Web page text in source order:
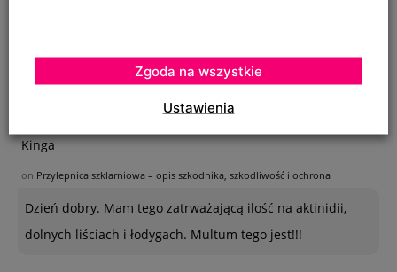
Na szczepionym wiązie zaczęły wyrastać dzikie pędy w
bardzo dużej ilości. Co z nimi należy
Kinga
on Przylepnica szklarniowa – opis szkodnika, szkodliwość i ochrona
Dzień dobry. Mam tego zatrważającą ilość na aktinidii,
dolnych liściach i łodygach. Multum tego jest!!!
Ustawienia
Zgoda na wszystkie